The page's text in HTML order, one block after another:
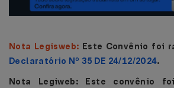
Nota Legisweb: Este Convênio foi
Declaratório Nº 35 DE 24/12/2024.
Nota Legiweb: Este convênio